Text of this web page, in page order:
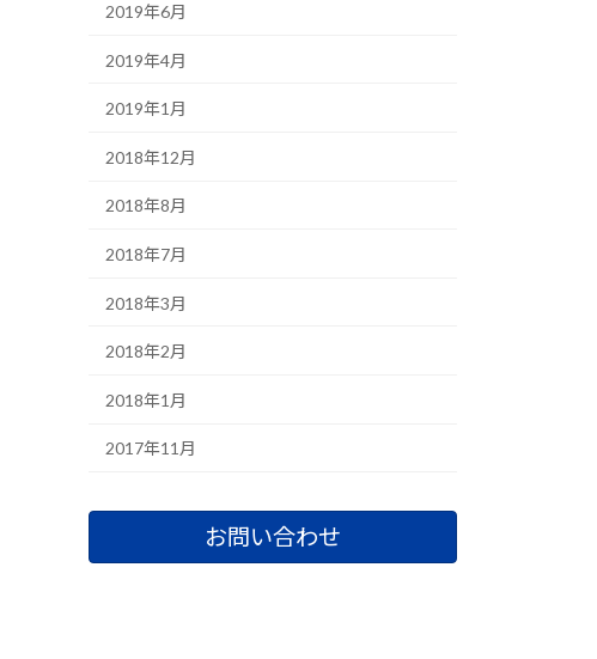
2019年6月
2019年4月
2019年1月
2018年12月
2018年8月
2018年7月
2018年3月
2018年2月
2018年1月
2017年11月
お問い合わせ